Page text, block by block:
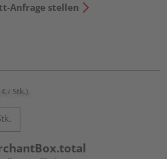
Anfrage stellen
/ Stk.)